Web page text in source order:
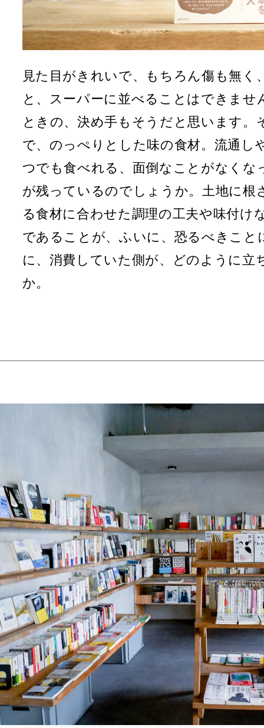
見た目がきれいで、もちろん傷も無く
と、スーパーに並べることはできませ
ときの、決め手もそうだと思います。
で、のっぺりとした味の食材。流通し
つでも食べれる、面倒なことがなくな
が残っているのでしょうか。土地に根
る食材に合わせた調理の工夫や味付け
であることが、ふいに、恐るべきこと
に、消費していた側が、どのように立
か。